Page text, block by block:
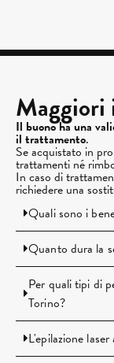
Maggiori
Il buono ha una
il trattamento.
Se acquistato in
trattamenti né
In caso di
richiedere una
Quali sono i
Quanto dura la
Per quali tipi di
Torino?
L'epilazione